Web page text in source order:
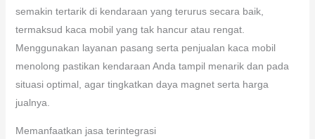
semakin tertarik di kendaraan yang terurus secara baik,
termaksud kaca mobil yang tak hancur atau rengat.
Menggunakan layanan pasang serta penjualan kaca mobil
menolong pastikan kendaraan Anda tampil menarik dan pada
situasi optimal, agar tingkatkan daya magnet serta harga
jualnya.
Memanfaatkan jasa terintegrasi